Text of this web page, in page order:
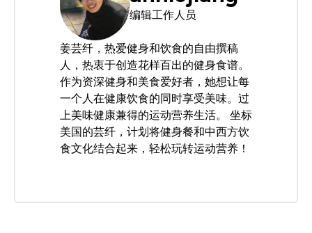
编辑工作人员
姜芸纤，热爱健身和饮食的自由撰稿
人，热衷于创造花样百出的健身食谱。
作为资深健身和美食爱好者，她想让每
一个人在健康饮食的同时享受美味。过
上美味健康兼得的运动营养生活。 坐标
美国的芸纤，计划将健身餐和中西方饮
食文化结合起来，轻松玩转运动营养！